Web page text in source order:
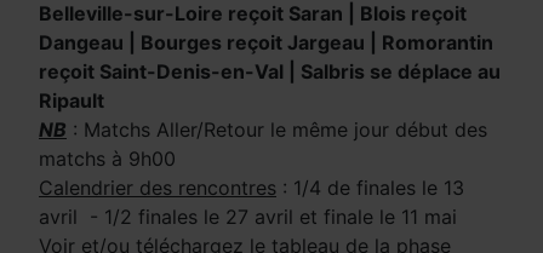
Belleville-sur-Loire reçoit Saran | Blois reçoit
Dangeau | Bourges reçoit Jargeau | Romorantin
reçoit Saint-Denis-en-Val | Salbris se déplace au
Ripault
NB : Matchs Aller/Retour le même jour début des
matchs à 9h00
Calendrier des rencontres : 1/4 de finales le 13
avril - 1/2 finales le 27 avril et finale le 11 mai
Voir et/ou téléchargez le tableau de la phase